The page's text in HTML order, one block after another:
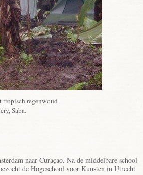
tropisch regenwoud
Saba.
naar Curaçao. Na de middelbare school
de Hogeschool voor Kunsten in Utrecht